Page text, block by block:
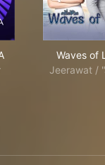
Waves of
Jeerawat /